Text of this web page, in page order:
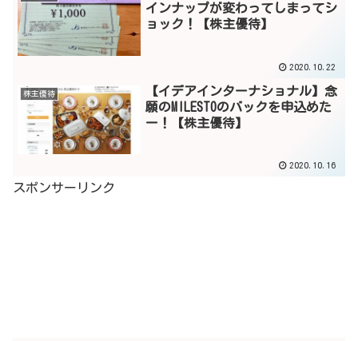
インナップが変わってしまってシ
ョック！【株主優待】
2020.10.22
株主優待
【イデアインターナショナル】念
願のMILESTOのバックを申込めた
ー！【株主優待】
2020.10.16
スポンサーリンク